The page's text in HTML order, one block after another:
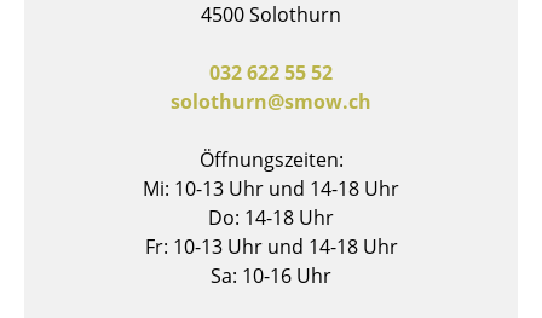
Freischwinger
Bänke & Liegen
4500 Solothurn
032 622 55 52
solothurn@smow.ch
Öffnungszeiten:
Mi: 10-13 Uhr und 14-18 Uhr
Do: 14-18 Uhr
Fr: 10-13 Uhr und 14-18 Uhr
Sa: 10-16 Uhr